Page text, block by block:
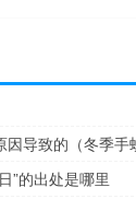
导致的（冬季手
”的出处是哪里